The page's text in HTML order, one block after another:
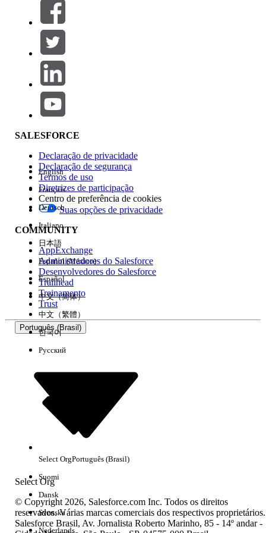
Filtros (0)
SELECIONAR FILTROS
Área de produtos
Impacto do recurso
Edição
Experiência
Sem resultados
SALESFORCE
Declaração de privacidade
Declaração de segurança
Termos de uso
Diretrizes de participação
Centro de preferência de cookies
Suas opções de privacidade
COMMUNITY
AppExchange
Administradores do Salesforce
Desenvolvedores do Salesforce
Trailhead
Treinamento
Trust
Português (Brasil)
Select Org
English
Français
Deutsch
Italiano
日本語
Español (México)
Español
中文（简体）
中文（繁體）
한국어
Русский
Select OrgPortuguês (Brasil)
Suomi
Dansk
Svenska
Nederlands
© Copyright 2026, Salesforce.com Inc. Todos os direitos
reservados. Várias marcas comerciais dos respectivos proprietários.
Salesforce Brasil, Av. Jornalista Roberto Marinho, 85 - 14º andar -